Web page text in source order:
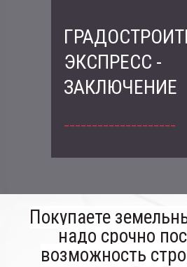
ЭКСПРЕСС -
ЗАКЛЮЧЕНИЕ
Покупаете
надо срочно
возможность